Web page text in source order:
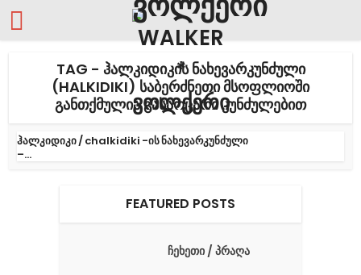
TAG - ᲰᲐᲚᲙᲘᲓᲘᲙᲘᲡ ᲜᲐᲮᲔᲕᲐᲠᲙᲣᲜᲫᲣᲚᲘ
(HALKIDIKI) ᲡᲐᲑᲔᲠᲫᲜᲔᲗᲘ ᲛᲡᲝᲤᲚᲘᲝᲨᲘ
ᲒᲐᲜᲗᲥᲛᲣᲚᲘᲐ ᲒᲐᲡᲐᲝᲪᲐᲠᲘ ᲙᲣᲜᲫᲣᲚᲔᲑᲘᲗ
ჰალკიდიკი / chalkidiki -ის ნახევარკუნძული
–...
FEATURED POSTS
ჩეხეთი / პრაღა